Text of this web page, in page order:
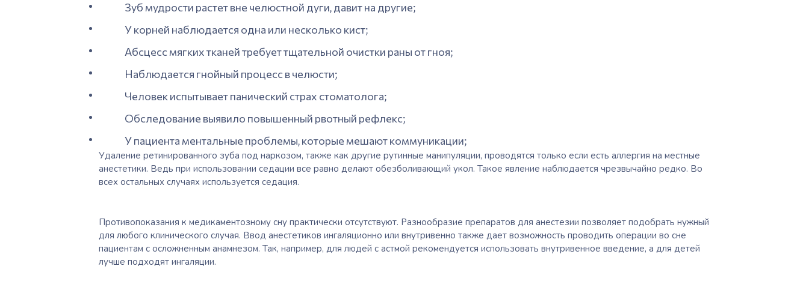
Зуб мудрости растет вне челюстной дуги, давит на другие;
У корней наблюдается одна или несколько кист;
Абсцесс мягких тканей требует тщательной очистки раны от гноя;
Наблюдается гнойный процесс в челюсти;
Человек испытывает панический страх стоматолога;
Обследование выявило повышенный рвотный рефлекс;
У пациента ментальные проблемы, которые мешают коммуникации;
Удаление ретинированного зуба под наркозом, также как другие рутинные манипуляции, проводятся только если есть аллергия на местные
анестетики. Ведь при использовании седации все равно делают обезболивающий укол. Такое явление наблюдается чрезвычайно редко. Во
всех остальных случаях используется седация.
Противопоказания к медикаментозному сну практически отсутствуют. Разнообразие препаратов для анестезии позволяет подобрать нужный
для любого клинического случая. Ввод анестетиков ингаляционно или внутривенно также дает возможность проводить операции во сне
пациентам с осложненным анамнезом. Так, например, для людей с астмой рекомендуется использовать внутривенное введение, а для детей
лучше подходят ингаляции.